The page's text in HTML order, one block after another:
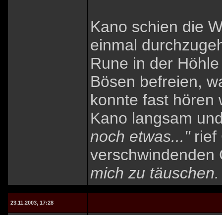
Kano schien die
einmal
Rune in der
Bösen befreien,
konnte fast hören
Kano langsam
noch etwas..."rief
mich zu
23.11.2003, 17:28